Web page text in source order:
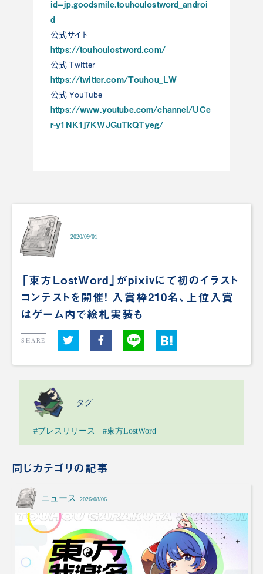
id=jp.goodsmile.touhoulostword_androi
d
公式サイト
https://touhoulostword.com/
公式 Twitter
https://twitter.com/Touhou_LW
公式 YouTube
https://www.youtube.com/channel/UCe
r-y1NK1j7KWJGuTkQTyeg/
2020/09/01
「東方LostWord」がpixivにて初のイラスト
コンテストを開催！ 入賞枠210名、上位入賞
はゲーム内で絵札実装も
SHARE
タグ
#プレスリリース #東方LostWord
同じカテゴリの記事
ニュース 2026/08/06